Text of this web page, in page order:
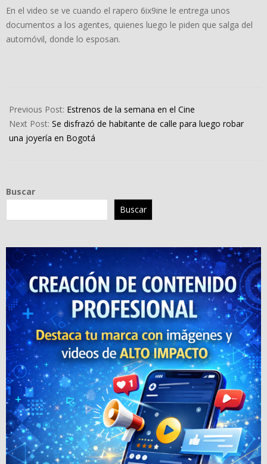
En el video se ve cuando el rapero 6ix9ine le entrega unos
documentos a los agentes, quienes luego le piden que salga del
automóvil, donde lo esposan.
08-
18
Previous Post: Estrenos de la semana en el Cine
Next Post: Se disfrazó de habitante de calle para luego robar
una joyería en Bogotá
Buscar
Buscar